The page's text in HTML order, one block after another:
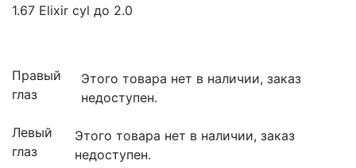
1.67 Elixir cyl до 2.0
Правый
глаз
Этого товара нет в наличии, заказ
недоступен.
Левый
глаз
Этого товара нет в наличии, заказ
недоступен.